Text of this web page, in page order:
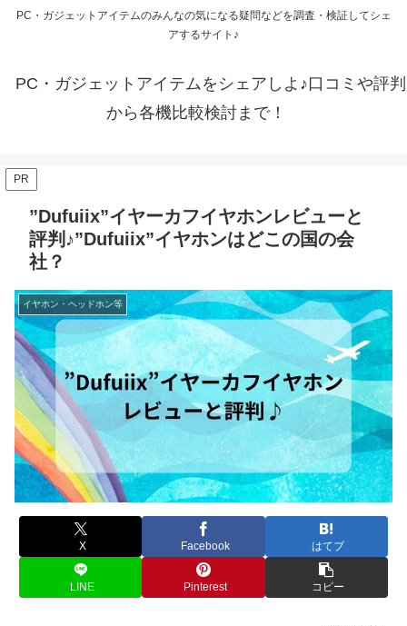
PC・ガジェットアイテムのみんなの気になる疑問などを調査・検証してシェ
アするサイト♪
PC・ガジェットアイテムをシェアしよ♪口コミや評判
から各機比較検討まで！
PR
”Dufuiix”イヤーカフイヤホンレビューと
評判♪”Dufuiix”イヤホンはどこの国の会
社？
イヤホン・ヘッドホン等
X Facebook はてブ
LINE Pinterest コピー